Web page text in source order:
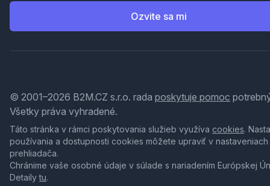
Ozvite sa mi
© 2001–2026 B2M.CZ s.r.o. rada poskytuje pomoc
Všetky práva vyhradené.
Táto stránka v rámci poskytovania služieb využíva cookies.
používania a dostupnosti cookies môžete upraviť v nastaveniach
prehliadača.
Chránime vaše osobné údaje v súlade s nariadením Európskej
Detailytu.